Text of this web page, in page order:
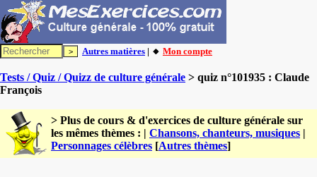
Autres matières | 🔸 Mon compte
Tests / Quiz / Quizz de culture générale > quiz n°101935 : Claude
François
> Plus de cours & d'exercices de culture générale sur
les mêmes thèmes : | Chansons, chanteurs, musiques |
Personnages célèbres [Autres thèmes]